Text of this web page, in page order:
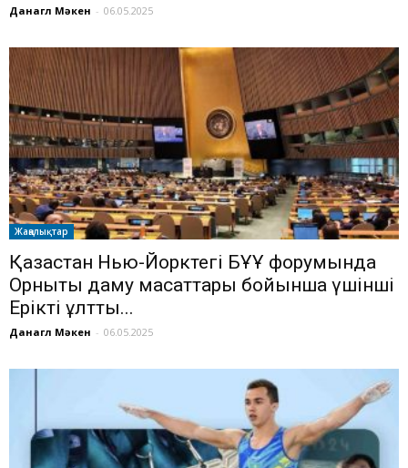
Данагүл Мәкен - 06.05.2025
Жаңалықтар
Қазақстан Нью-Йорктегі БҰҰ форумында
Орнықты даму мақсаттары бойынша үшінші
Ерікті ұлттық...
Данагүл Мәкен - 06.05.2025